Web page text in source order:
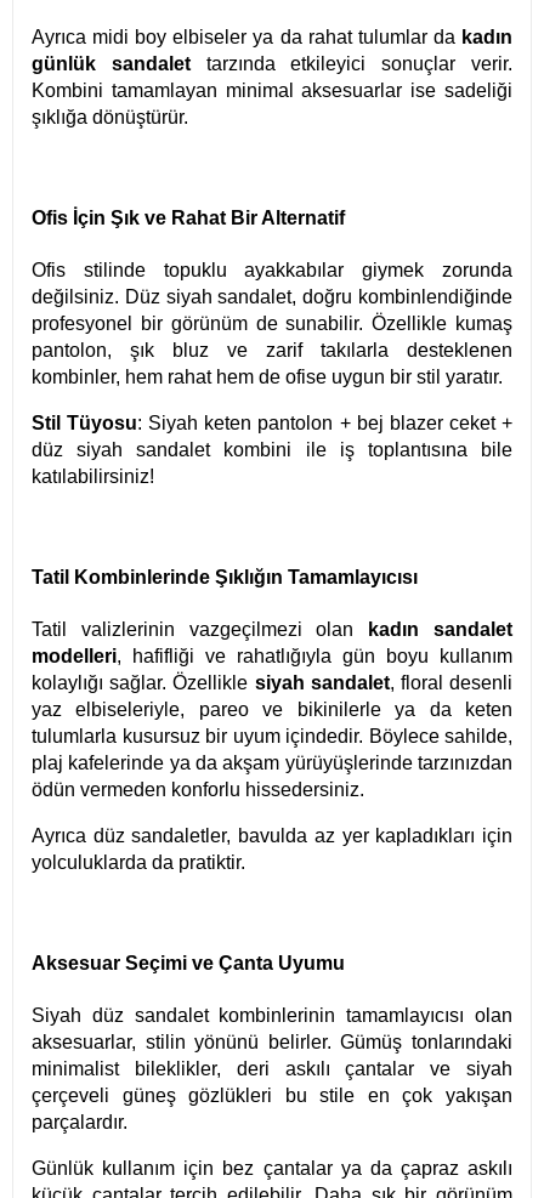
Ayrıca midi boy elbiseler ya da rahat tulumlar da kadın
günlük sandalettarzında etkileyici sonuçlar verir.
Kombini tamamlayan minimal aksesuarlar ise sadeliği
şıklığa dönüştürür.
Ofis İçin Şık ve Rahat Bir Alternatif
Ofis stilinde topuklu ayakkabılar giymek zorunda
değilsiniz. Düz siyah sandalet, doğru kombinlendiğinde
profesyonel bir görünüm de sunabilir. Özellikle kumaş
pantolon, şık bluz ve zarif takılarla desteklenen
kombinler, hem rahat hem de ofise uygun bir stil yaratır.
Stil Tüyosu: Siyah keten pantolon + bej blazer ceket +
düz siyah sandalet kombini ile iş toplantısına bile
katılabilirsiniz!
Tatil Kombinlerinde Şıklığın Tamamlayıcısı
Tatil valizlerinin vazgeçilmezi olan
kadın sandalet
modelleri, hafifliği ve rahatlığıyla gün boyu kullanım
kolaylığı sağlar. Özellikle siyah sandalet, floral desenli
yaz elbiseleriyle, pareo ve bikinilerle ya da keten
tulumlarla kusursuz bir uyum içindedir. Böylece sahilde,
plaj kafelerinde ya da akşam yürüyüşlerinde tarzınızdan
ödün vermeden konforlu hissedersiniz.
Ayrıca düz sandaletler, bavulda az yer kapladıkları için
yolculuklarda da pratiktir.
Aksesuar Seçimi ve Çanta Uyumu
Siyah düz sandalet kombinlerinin tamamlayıcısı olan
aksesuarlar, stilin yönünü belirler. Gümüş tonlarındaki
minimalist bileklikler, deri askılı çantalar ve siyah
çerçeveli güneş gözlükleri bu stile en çok yakışan
parçalardır.
Günlük kullanım için bez çantalar ya da çapraz askılı